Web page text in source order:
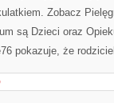
Zobacz
są Dzieci oraz
pokazuje, że